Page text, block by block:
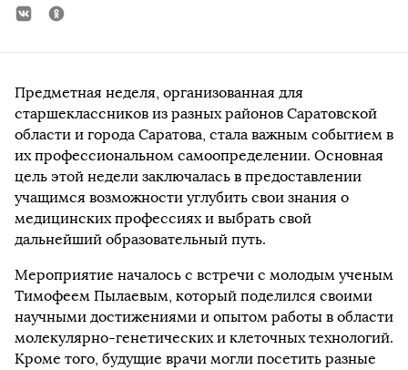
Предметная неделя, организованная для
старшеклассников из разных районов Саратовской
области и города Саратова, стала важным событием в
их профессиональном самоопределении. Основная
цель этой недели заключалась в предоставлении
учащимся возможности углубить свои знания о
медицинских профессиях и выбрать свой
дальнейший образовательный путь.
Мероприятие началось с встречи с молодым ученым
Тимофеем Пылаевым, который поделился своими
научными достижениями и опытом работы в области
молекулярно-генетических и клеточных технологий.
Кроме того, будущие врачи могли посетить разные